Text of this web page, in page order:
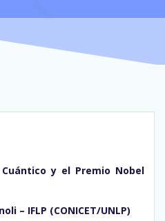
y el Premio Nobel
– IFLP (CONICET/UNLP)